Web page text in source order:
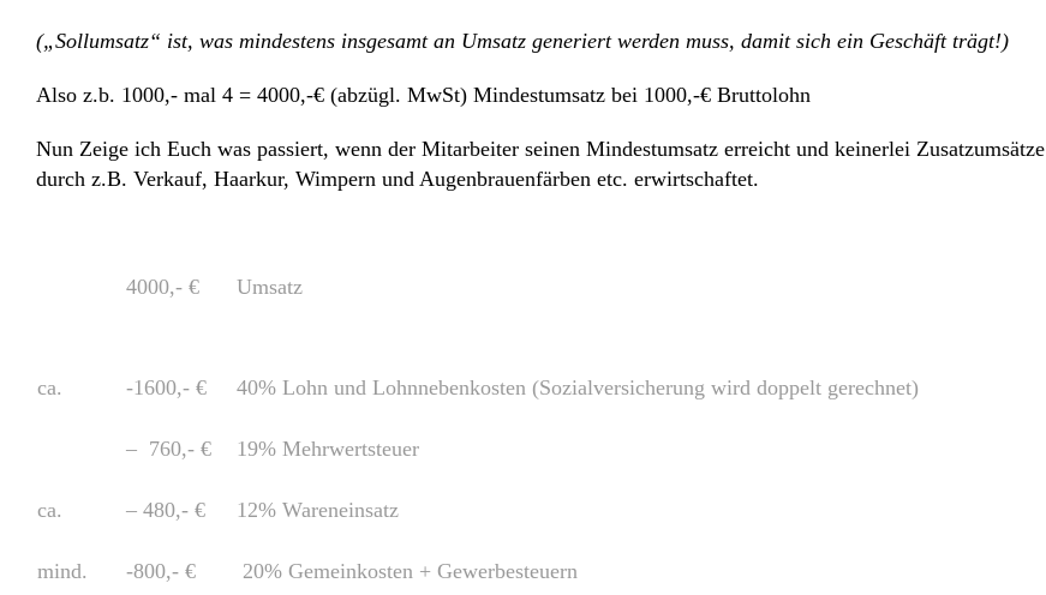
(„Sollumsatz“ ist, was mindestens insgesamt an Umsatz generiert werden muss, damit sich ein Geschäft trägt!)
Also z.b. 1000,- mal 4 = 4000,-€ (abzügl. MwSt) Mindestumsatz bei 1000,-€ Bruttolohn
Nun Zeige ich Euch was passiert, wenn der Mitarbeiter seinen Mindestumsatz erreicht und keinerlei Zusatzumsätze
durch z.B. Verkauf, Haarkur, Wimpern und Augenbrauenfärben etc. erwirtschaftet.
4000,- € Umsatz
ca. -1600,- € 40% Lohn und Lohnnebenkosten (Sozialversicherung wird doppelt gerechnet)
– 760,- € 19% Mehrwertsteuer
ca. – 480,- € 12% Wareneinsatz
mind. -800,- € 20% Gemeinkosten + Gewerbesteuern